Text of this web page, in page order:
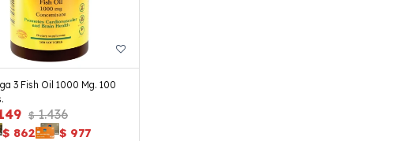
3 Fish Oil 1000 Mg. 100
$ 1.436
$ 862 $ 977